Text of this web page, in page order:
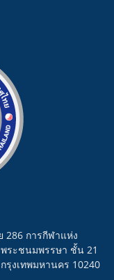
286 การกีฬาแห่ง
ระชนมพรรษา ชั้น 21
รุงเทพมหานคร 10240